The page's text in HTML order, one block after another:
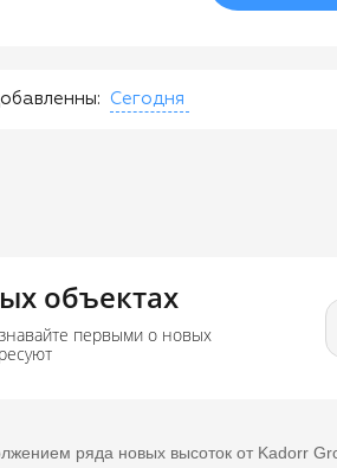
Сегодня
объектах
первыми о новых
ряда новых высоток от Kadorr